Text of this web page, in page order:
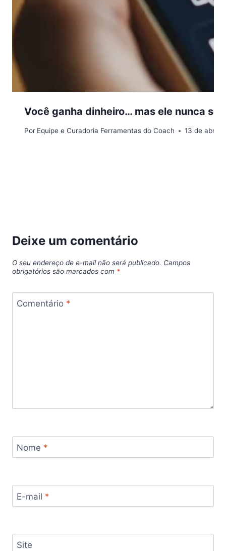
Você ganha dinheiro… mas ele nunca
Por Equipe e Curadoria Ferramentas do Coach 13 de abril
Deixe um comentário
O seu endereço de e-mail não será publicado. Campos
obrigatórios são marcados com *
Comentário *
Nome *
E-mail *
Site